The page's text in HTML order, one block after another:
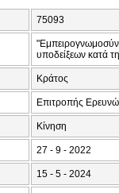
75093
υποδείξεων κατά
Κράτος
Επιτροπής
Κίνηση
27 - 9 - 2022
15 - 5 - 2024